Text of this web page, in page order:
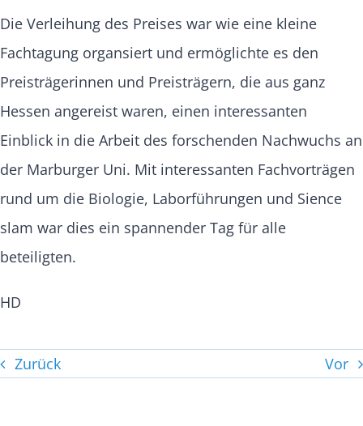
Die Verleihung des Preises war wie eine kleine
Fachtagung organsiert und ermöglichte es den
Preisträgerinnen und Preisträgern, die aus ganz
Hessen angereist waren, einen interessanten
Einblick in die Arbeit des forschenden Nachwuchs an
der Marburger Uni. Mit interessanten Fachvorträgen
rund um die Biologie, Laborführungen und Sience
slam war dies ein spannender Tag für alle
beteiligten.
HD
Zurück Vor